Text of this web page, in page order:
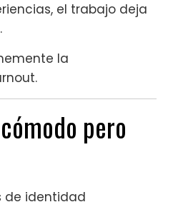
el trabajo deja
la
pero
de identidad